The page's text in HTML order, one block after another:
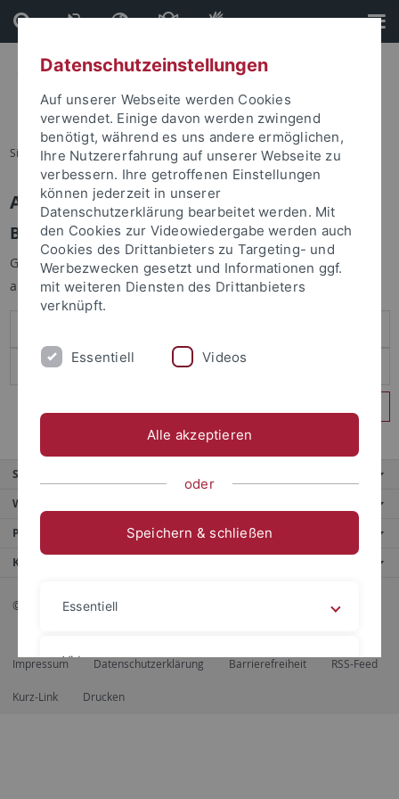
Direkt
zum
Inhalt
Direkt
zur
Fußleiste
Sie sind hier: Startseite
Anmelden
Benutzeranmeldung
Geben Sie Ihren Benutzernamen und Ihr Passwort an um sich
anzumelden:
Service
Weitere Angebote
Portale
Kontaktinfo
© 2026 Eberhard Karls Universität Tübingen, Tübingen
Impressum Datenschutzerklärung Barrierefreiheit RSS-Feed
Kurz-Link Drucken
Datenschutzeinstellungen
Auf unserer Webseite werden Cookies
verwendet. Einige davon werden zwingend
benötigt, während es uns andere ermöglichen,
Ihre Nutzererfahrung auf unserer Webseite zu
verbessern. Ihre getroffenen Einstellungen
können jederzeit in unserer
Datenschutzerklärung bearbeitet werden. Mit
den Cookies zur Videowiedergabe werden auch
Cookies des Drittanbieters zu Targeting- und
Werbezwecken gesetzt und Informationen ggf.
mit weiteren Diensten des Drittanbieters
verknüpft.
Essentiell Videos
Alle akzeptieren
oder
Speichern & schließen
Essentiell
Videos